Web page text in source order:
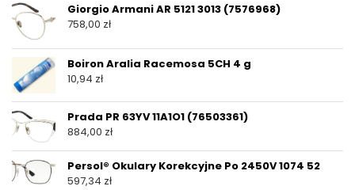
Giorgio Armani AR 5121 3013 (7576968)
758,00 zł
Boiron Aralia Racemosa 5CH 4 g
10,94 zł
Prada PR 63YV 11A1O1 (76503361)
884,00 zł
Persol® Okulary Korekcyjne Po 2450V 1074 52
597,34 zł